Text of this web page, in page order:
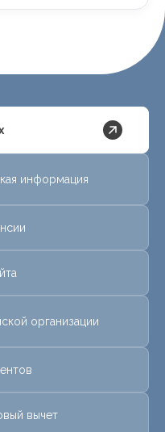
информация
организации
вычет